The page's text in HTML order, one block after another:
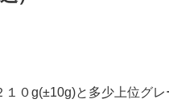
１０g(±10g)と多少上位グ